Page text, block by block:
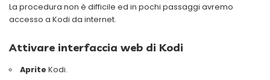
La procedura non è difficile ed in pochi passaggi avremo
accesso a Kodi da internet.
Attivare interfaccia web di Kodi
Aprite Kodi.